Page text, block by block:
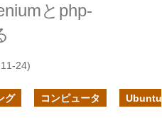
とphp-
24)
グ コンピュータ